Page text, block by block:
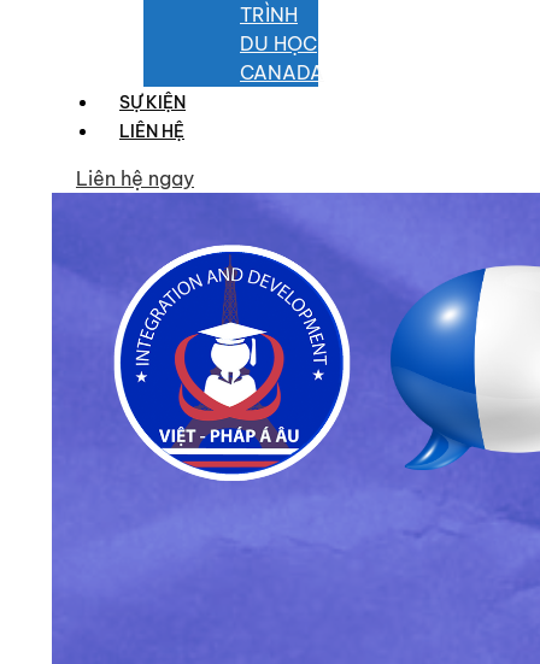
TRÌNH
DU HỌC
CANADA
SỰ KIỆN
LIÊN HỆ
Liên hệ ngay